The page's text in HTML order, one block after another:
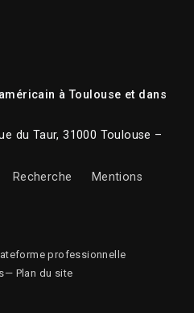
à Toulouse et dans
du Taur, 31000 Toulouse –
Recherche
Mentions
professionnelle
— Plan du site